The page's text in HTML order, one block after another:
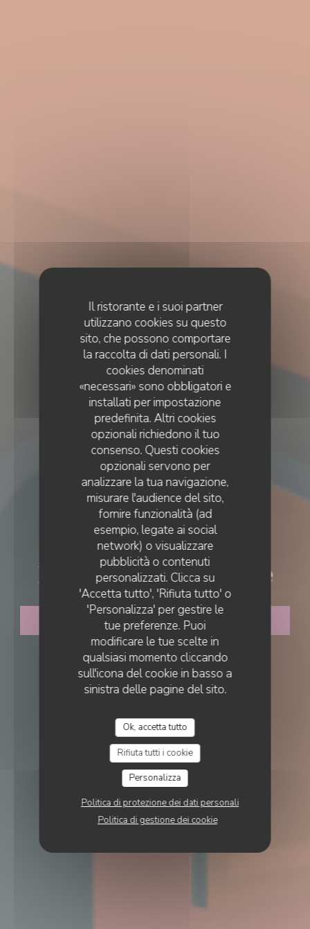
Il ristorante e i suoi partner
utilizzano cookies su questo
sito, che possono comportare
la raccolta di dati personali. I
cookies denominati
«necessari» sono obbligatori e
installati per impostazione
predefinita. Altri cookies
opzionali richiedono il tuo
consenso. Questi cookies
opzionali servono per
analizzare la tua navigazione,
misurare l'audience del sito,
fornire funzionalità (ad
esempio, legate ai social
network) o visualizzare
pubblicità o contenuti
personalizzati. Clicca su
'Accetta tutto', 'Rifiuta tutto' o
'Personalizza' per gestire le
tue preferenze. Puoi
modificare le tue scelte in
qualsiasi momento cliccando
sull'icona del cookie in basso a
sinistra delle pagine del sito.
Ok, accetta tutto
Rifiuta tutti i cookie
Personalizza
Politica di protezione dei dati personali
Politica di gestione dei cookie
TERRASSE GUINGUETTE• BLAGNAC
La Pistoche Toulouse
PRENOTA